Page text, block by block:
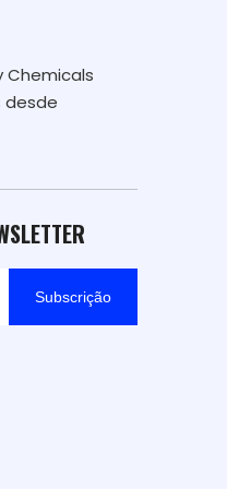
Chemicals
desde
Subscrição